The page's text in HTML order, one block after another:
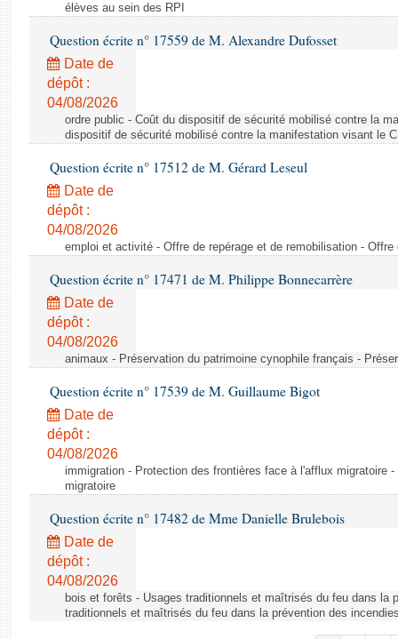
élèves au sein des RPI
Question écrite n° 17559 de M. Alexandre Dufosset
Date de
dépôt :
04/08/2026
ordre public - Coût du dispositif de sécurité mobilisé contre la
dispositif de sécurité mobilisé contre la manifestation visant le
Question écrite n° 17512 de M. Gérard Leseul
Date de
dépôt :
04/08/2026
emploi et activité - Offre de repérage et de remobilisation -
Question écrite n° 17471 de M. Philippe Bonnecarrère
Date de
dépôt :
04/08/2026
animaux - Préservation du patrimoine cynophile français -
Question écrite n° 17539 de M. Guillaume Bigot
Date de
dépôt :
04/08/2026
immigration - Protection des frontières face à l'afflux migratoire
migratoire
Question écrite n° 17482 de Mme Danielle Brulebois
Date de
dépôt :
04/08/2026
bois et forêts - Usages traditionnels et maîtrisés du feu dans la
traditionnels et maîtrisés du feu dans la prévention des